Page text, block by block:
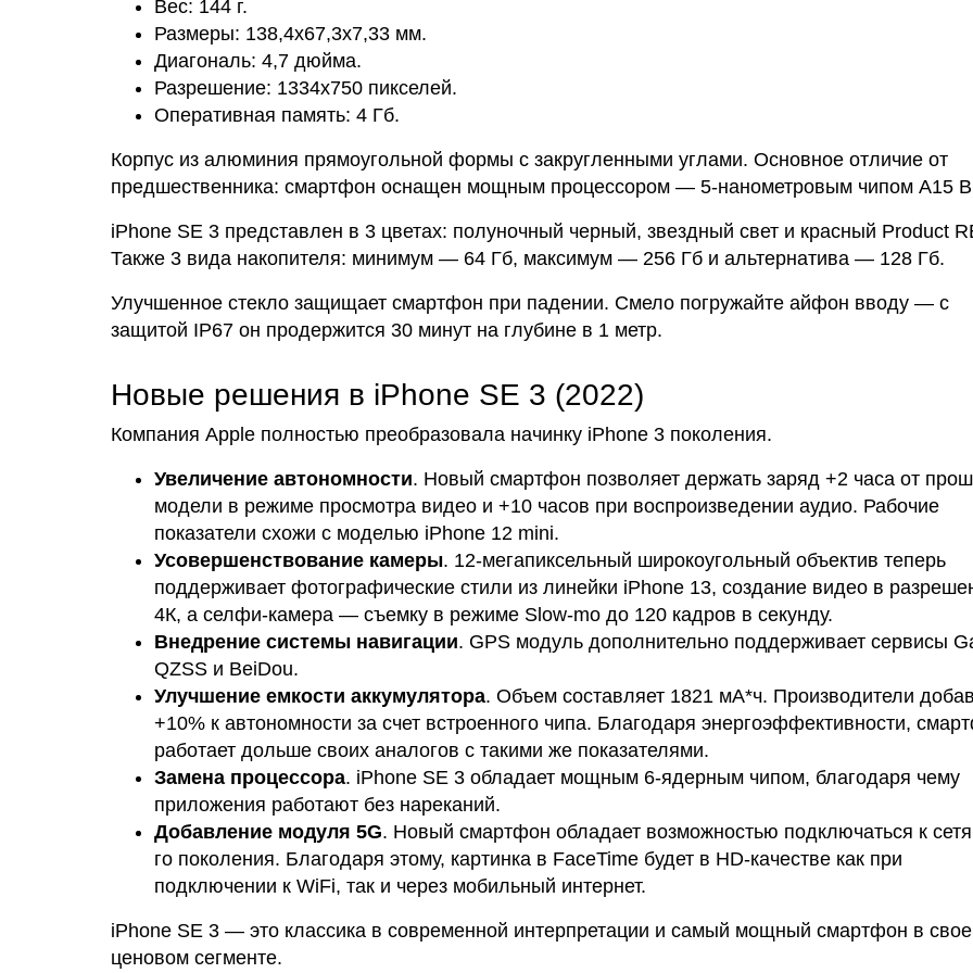
Вес: 144 г.
Размеры: 138,4х67,3х7,33 мм.
Диагональ: 4,7 дюйма.
Разрешение: 1334х750 пикселей.
Оперативная память: 4 Гб.
Корпус из алюминия прямоугольной формы с закругленными углами. Основное отличие от
предшественника: смартфон оснащен мощным процессором — 5-нанометровым чипом A15
iPhone SE 3 представлен в 3 цветах: полуночный черный, звездный свет и красный Product
Также 3 вида накопителя: минимум — 64 Гб, максимум — 256 Гб и альтернатива — 128 Гб.
Улучшенное стекло защищает смартфон при падении. Смело погружайте айфон вводу — с
защитой IP67 он продержится 30 минут на глубине в 1 метр.
Новые решения в iPhone SE 3 (2022)
Компания Apple полностью преобразовала начинку iPhone 3 поколения.
Увеличение автономности. Новый смартфон позволяет держать заряд +2 часа от
модели в режиме просмотра видео и +10 часов при воспроизведении аудио. Рабочие
показатели схожи с моделью iPhone 12 mini.
Усовершенствование камеры. 12-мегапиксельный широкоугольный объектив теперь
поддерживает фотографические стили из линейки iPhone 13, создание видео в
4К, а селфи-камера — съемку в режиме Slow-mo до 120 кадров в секунду.
Внедрение системы навигации. GPS модуль дополнительно поддерживает сервисы
QZSS и BeiDou.
Улучшение емкости аккумулятора. Объем составляет 1821 мА*ч. Производители
+10% к автономности за счет встроенного чипа. Благодаря энергоэффективности,
работает дольше своих аналогов с такими же показателями.
Замена процессора. iPhone SE 3 обладает мощным 6-ядерным чипом, благодаря чему
приложения работают без нареканий.
Добавление модуля 5G. Новый смартфон обладает возможностью подключаться к
го поколения. Благодаря этому, картинка в FaceTime будет в HD-качестве как при
подключении к WiFi, так и через мобильный интернет.
iPhone SE 3 — это классика в современной интерпретации и самый мощный смартфон в
ценовом сегменте.